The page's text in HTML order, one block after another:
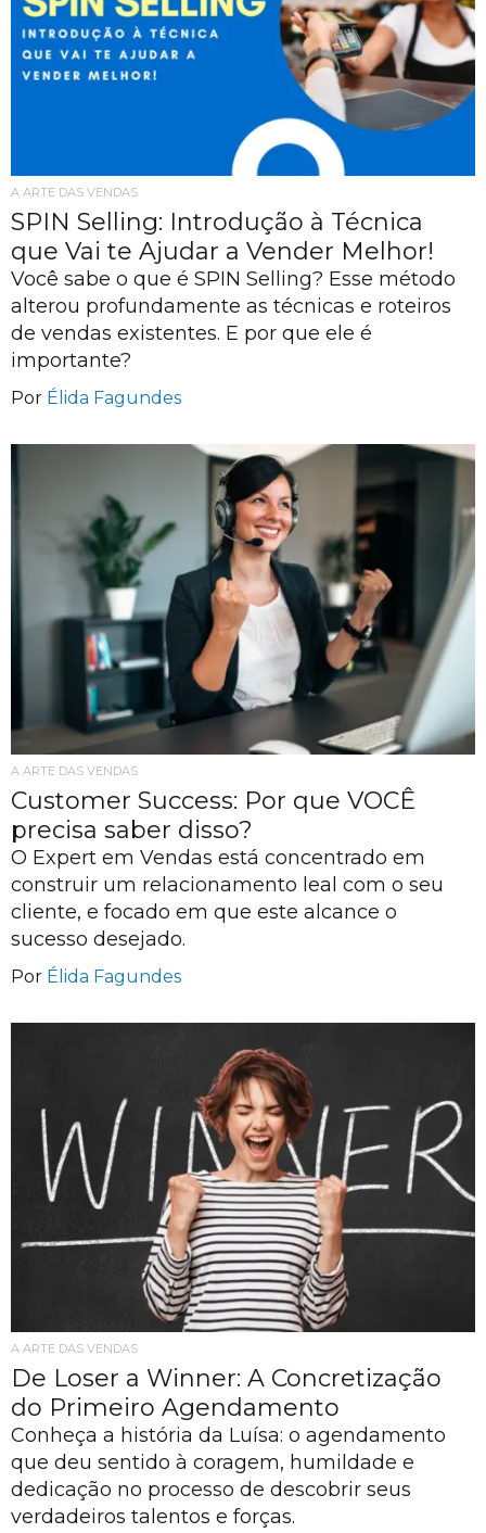
A ARTE DAS VENDAS
SPIN Selling: Introdução à Técnica
que Vai te Ajudar a Vender Melhor!
Você sabe o que é SPIN Selling? Esse método
alterou profundamente as técnicas e roteiros
de vendas existentes. E por que ele é
importante?
Por Élida Fagundes
A ARTE DAS VENDAS
Customer Success: Por que VOCÊ
precisa saber disso?
O Expert em Vendas está concentrado em
construir um relacionamento leal com o seu
cliente, e focado em que este alcance o
sucesso desejado.
Por Élida Fagundes
A ARTE DAS VENDAS
De Loser a Winner: A Concretização
do Primeiro Agendamento
Conheça a história da Luísa: o agendamento
que deu sentido à coragem, humildade e
dedicação no processo de descobrir seus
verdadeiros talentos e forças.